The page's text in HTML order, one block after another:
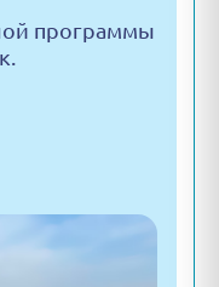
программы